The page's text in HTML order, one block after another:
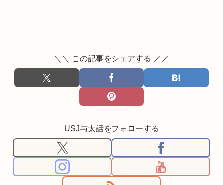
＼＼ この記事をシェアする ／／
USJ与太話をフォローする